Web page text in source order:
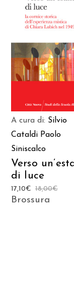
AGGIUNGI AL
CARRELLO
A cura di: Silvio
Cataldi Paolo
Siniscalco
Verso
di luce
18,00€
17,10€
Brossura